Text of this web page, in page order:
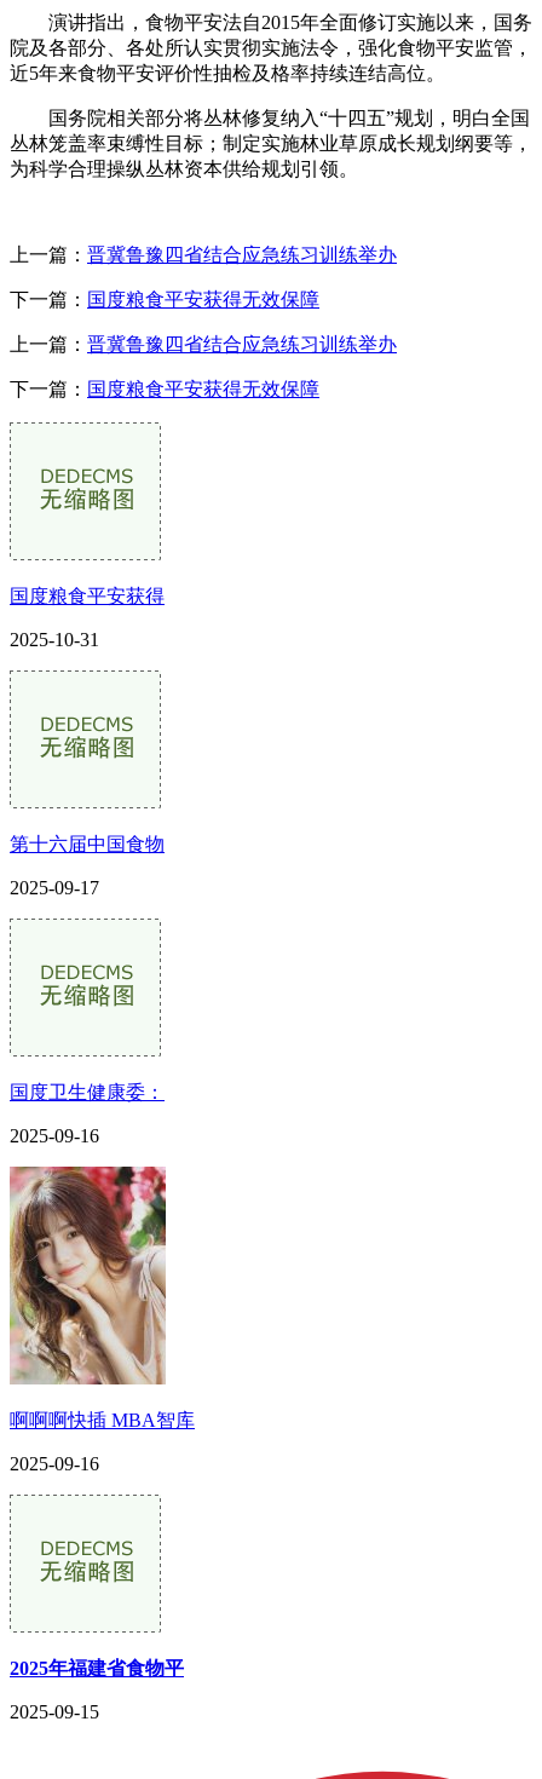
演讲指出，食物平安法自2015年全面修订实施以来，国务
院及各部分、各处所认实贯彻实施法令，强化食物平安监管，
近5年来食物平安评价性抽检及格率持续连结高位。
国务院相关部分将丛林修复纳入“十四五”规划，明白全国
丛林笼盖率束缚性目标；制定实施林业草原成长规划纲要等，
为科学合理操纵丛林资本供给规划引领。
上一篇： 晋冀鲁豫四省结合应急练习训练举办
下一篇： 国度粮食平安获得无效保障
上一篇： 晋冀鲁豫四省结合应急练习训练举办
下一篇： 国度粮食平安获得无效保障
国度粮食平安获得
2025-10-31
第十六届中国食物
2025-09-17
国度卫生健康委：
2025-09-16
啊啊啊快插 MBA智库
2025-09-16
2025年福建省食物平
2025-09-15